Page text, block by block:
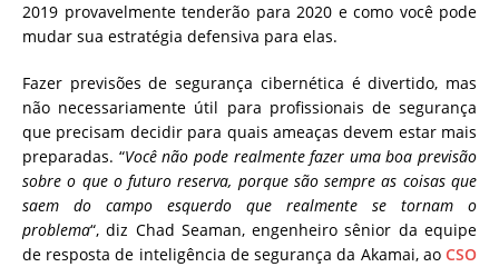
2019 provavelmente tenderão para 2020 e como você pode
mudar sua estratégia defensiva para elas.
Fazer previsões de segurança cibernética é divertido, mas
não necessariamente útil para profissionais de segurança
que precisam decidir para quais ameaças devem estar mais
preparadas. “Você não pode realmente fazer uma boa previsão
sobre o que o futuro reserva, porque são sempre as coisas que
saem do campo esquerdo que realmente se tornam o
problema“, diz Chad Seaman, engenheiro sênior da equipe
de resposta de inteligência de segurança da Akamai, ao CSO